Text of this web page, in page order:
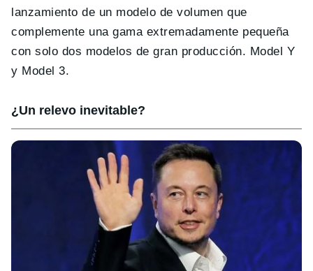
lanzamiento de un modelo de volumen que
complemente una gama extremadamente pequeña
con solo dos modelos de gran producción. Model Y
y Model 3.
¿Un relevo inevitable?